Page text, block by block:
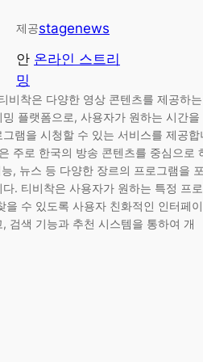
제공stagenews
안 온라인 스트리
밍
비착은 다양한 영상 콘텐츠를 제공하는
플랫폼으로, 사용자가 원하는 시간을
램을 시청할 수 있는 서비스를 제공합
주로 한국의 방송 콘텐츠를 중심으로
, 뉴스 등 다양한 장르의 프로그램을 포
. 티비착은 사용자가 원하는 특정 프로
을 수 있도록 사용자 친화적인 인터페이
검색 기능과 추천 시스템을 통하여 개